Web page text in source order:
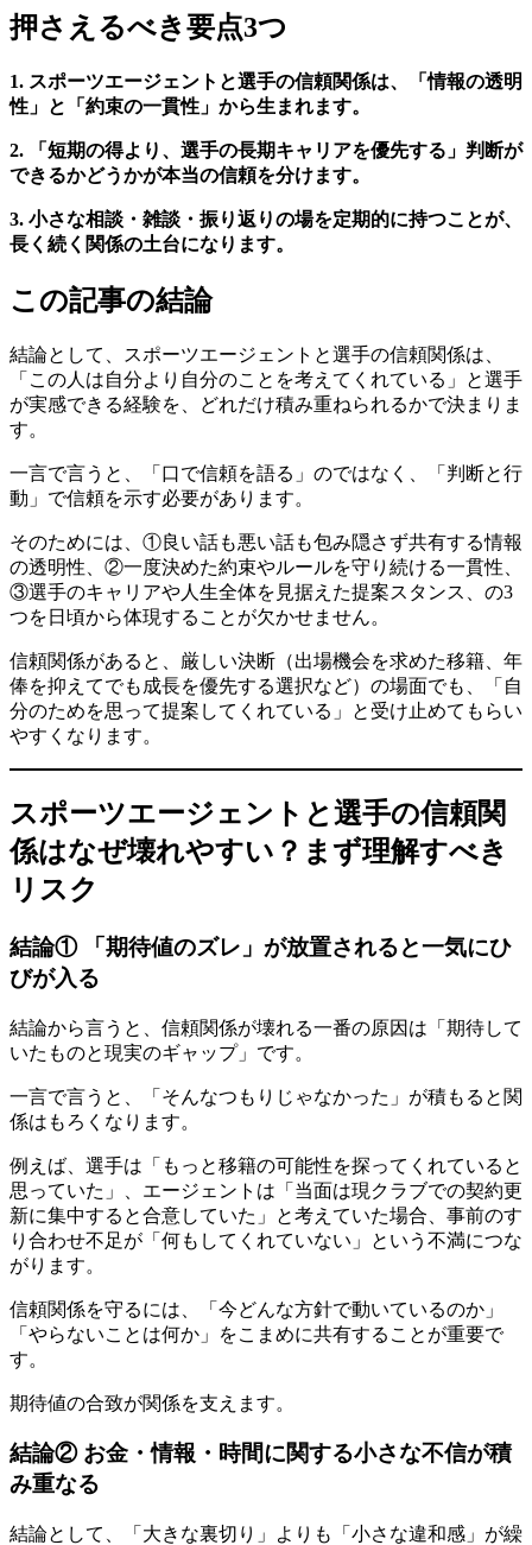
押さえるべき要点3つ
1. スポーツエージェントと選手の信頼関係は、「情報の透明
性」と「約束の一貫性」から生まれます。
2. 「短期の得より、選手の長期キャリアを優先する」判断が
できるかどうかが本当の信頼を分けます。
3. 小さな相談・雑談・振り返りの場を定期的に持つことが、
長く続く関係の土台になります。
この記事の結論
結論として、スポーツエージェントと選手の信頼関係は、
「この人は自分より自分のことを考えてくれている」と選手
が実感できる経験を、どれだけ積み重ねられるかで決まりま
す。
一言で言うと、「口で信頼を語る」のではなく、「判断と行
動」で信頼を示す必要があります。
そのためには、①良い話も悪い話も包み隠さず共有する情報
の透明性、②一度決めた約束やルールを守り続ける一貫性、
③選手のキャリアや人生全体を見据えた提案スタンス、の3
つを日頃から体現することが欠かせません。
信頼関係があると、厳しい決断（出場機会を求めた移籍、年
俸を抑えてでも成長を優先する選択など）の場面でも、「自
分のためを思って提案してくれている」と受け止めてもらい
やすくなります。
スポーツエージェントと選手の信頼関
係はなぜ壊れやすい？まず理解すべき
リスク
結論① 「期待値のズレ」が放置されると一気にひ
びが入る
結論から言うと、信頼関係が壊れる一番の原因は「期待して
いたものと現実のギャップ」です。
一言で言うと、「そんなつもりじゃなかった」が積もると関
係はもろくなります。
例えば、選手は「もっと移籍の可能性を探ってくれていると
思っていた」、エージェントは「当面は現クラブでの契約更
新に集中すると合意していた」と考えていた場合、事前のす
り合わせ不足が「何もしてくれていない」という不満につな
がります。
信頼関係を守るには、「今どんな方針で動いているのか」
「やらないことは何か」をこまめに共有することが重要で
す。
期待値の合致が関係を支えます。
結論② お金・情報・時間に関する小さな不信が積
み重なる
結論として、「大きな裏切り」よりも「小さな違和感」が繰